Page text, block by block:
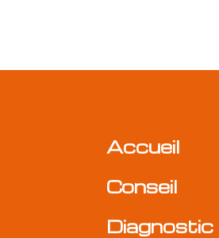
Accueil
Conseil
Diagnostic